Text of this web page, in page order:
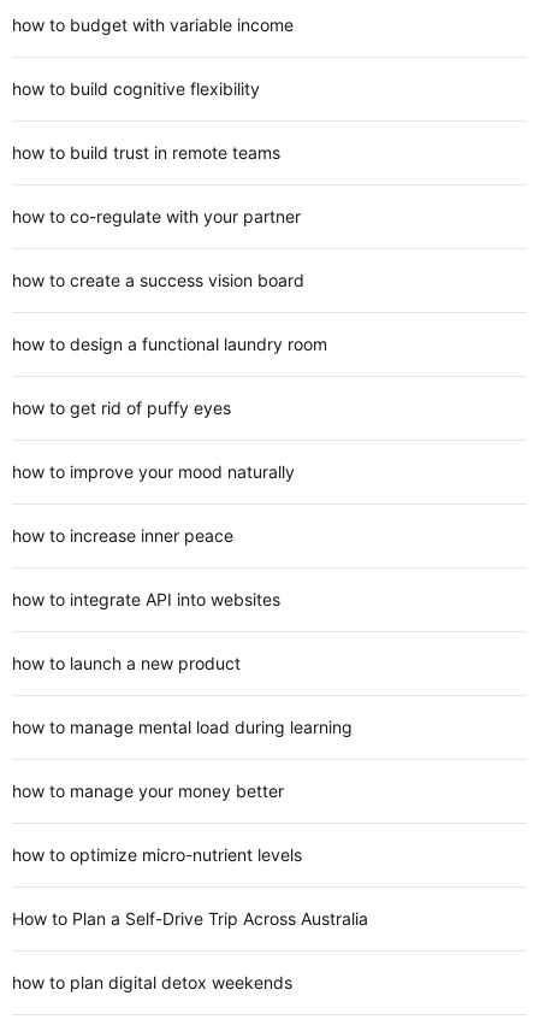
how to budget with variable income
how to build cognitive flexibility
how to build trust in remote teams
how to co-regulate with your partner
how to create a success vision board
how to design a functional laundry room
how to get rid of puffy eyes
how to improve your mood naturally
how to increase inner peace
how to integrate API into websites
how to launch a new product
how to manage mental load during learning
how to manage your money better
how to optimize micro-nutrient levels
How to Plan a Self-Drive Trip Across Australia
how to plan digital detox weekends